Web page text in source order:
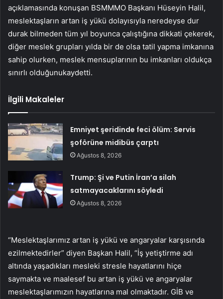
açıklamasında konuşan BSMMMO Başkanı Hüseyin Halil,
meslektaşların artan iş yükü dolayısıyla neredeyse dur
durak bilmeden tüm yıl boyunca çalıştığına dikkati çekerek,
diğer meslek grupları yılda bir de olsa tatil yapma imkanına
sahip olurken, meslek mensuplarının bu imkanları oldukça
sınırlı olduğunukaydetti.
İlgili Makaleler
Emniyet şeridinde feci ölüm: Servis
şoförüne midibüs çarptı
Ağustos 8, 2026
Trump: Şi ve Putin İran’a silah
satmayacaklarını söyledi
Ağustos 8, 2026
“Meslektaşlarımız artan iş yükü ve angaryalar karşısında
ezilmektedirler” diyen Başkan Halil, “İş yetiştirme adı
altında yaşadıkları mesleki stresle hayatlarını hiçe
saymakta ve maalesef bu artan iş yükü ve angaryalar
meslektaşlarımızın hayatlarına mal olmaktadır. GİB ve